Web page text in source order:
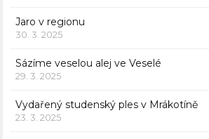
Jaro v regionu
30. 3. 2025
Sázíme veselou alej ve Veselé
29. 3. 2025
Vydařený studenský ples v Mrákotíně
23. 3. 2025